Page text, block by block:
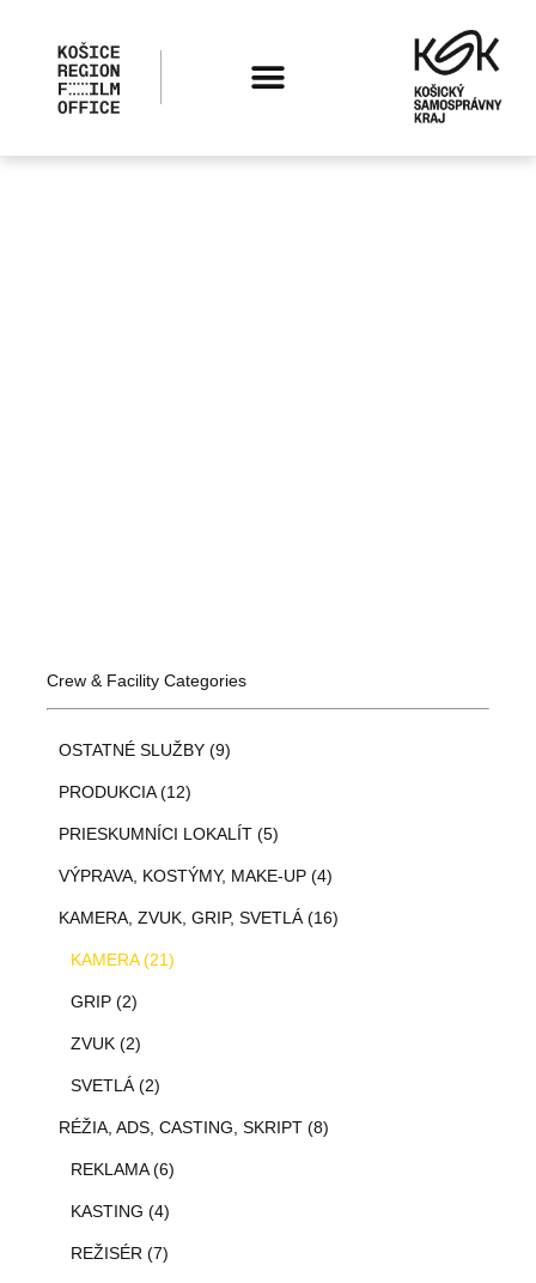
Crew & Facility Categories
OSTATNÉ SLUŽBY (9)
PRODUKCIA (12)
PRIESKUMNÍCI LOKALÍT (5)
VÝPRAVA, KOSTÝMY, MAKE-UP (4)
KAMERA, ZVUK, GRIP, SVETLÁ (16)
KAMERA (21)
GRIP (2)
ZVUK (2)
SVETLÁ (2)
RÉŽIA, ADS, CASTING, SKRIPT (8)
REKLAMA (6)
KASTING (4)
REŽISÉR (7)